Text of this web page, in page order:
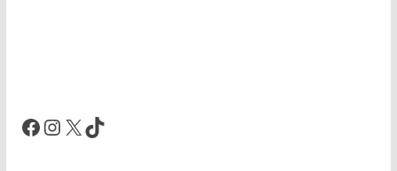
Facebook InstagramX TikTok